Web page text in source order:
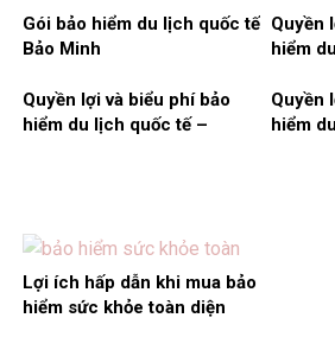
Gói bảo hiểm du lịch quốc tế
Bảo Minh
Quyền
hiểm
Quyền lợi và biểu phí bảo
hiểm du lịch quốc tế –
Quyền
hiểm
Lợi ích hấp dẫn khi mua bảo
hiểm sức khỏe toàn diện